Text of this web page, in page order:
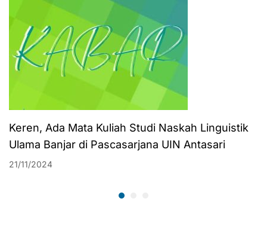
Keren, Ada Mata Kuliah Studi Naskah Linguistik
Ulama Banjar di Pascasarjana UIN Antasari
21/11/2024